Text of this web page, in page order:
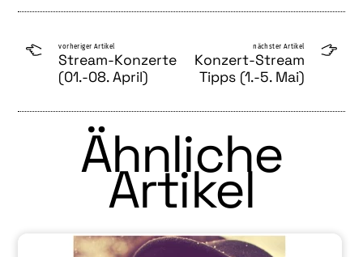
vorheriger Artikel
Stream-Konzerte
(01.-08. April)
nächster Artikel
Konzert-Stream
Tipps (1.-5. Mai)
Ähnliche
Artikel